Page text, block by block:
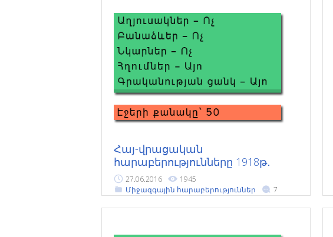
Հայ-վրացական
հարաբերությունները 1918թ․
27.06.2016
1945
Միջազգային հարաբերություններ
7